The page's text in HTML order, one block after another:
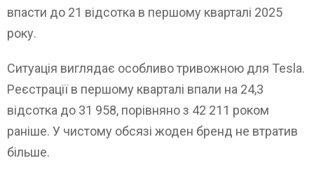
впасти до 21 відсотка в першому кварталі 2025
року.
Ситуація виглядає особливо тривожною для Tesla.
Реєстрації в першому кварталі впали на 24,3
відсотка до 31 958, порівняно з 42 211 роком
раніше. У чистому обсязі жоден бренд не втратив
більше.